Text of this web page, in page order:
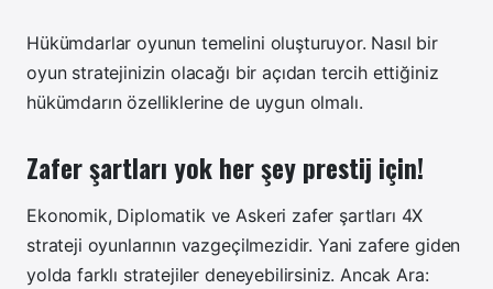
Hükümdarlar oyunun temelini oluşturuyor. Nasıl bir
oyun stratejinizin olacağı bir açıdan tercih ettiğiniz
hükümdarın özelliklerine de uygun olmalı.
Zafer şartları yok her şey prestij için!
Ekonomik, Diplomatik ve Askeri zafer şartları 4X
strateji oyunlarının vazgeçilmezidir. Yani zafere giden
yolda farklı stratejiler deneyebilirsiniz. Ancak Ara: